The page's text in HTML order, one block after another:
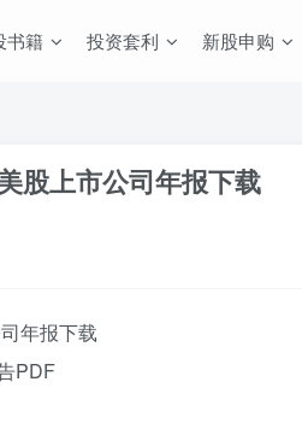
书籍 投资套利 新股申购
股上市公司年报下载
年报下载
PDF